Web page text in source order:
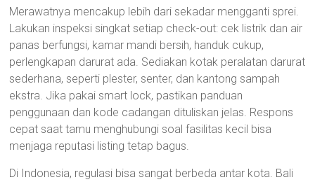
Merawatnya mencakup lebih dari sekadar mengganti sprei.
Lakukan inspeksi singkat setiap check-out: cek listrik dan air
panas berfungsi, kamar mandi bersih, handuk cukup,
perlengkapan darurat ada. Sediakan kotak peralatan darurat
sederhana, seperti plester, senter, dan kantong sampah
ekstra. Jika pakai smart lock, pastikan panduan
penggunaan dan kode cadangan dituliskan jelas. Respons
cepat saat tamu menghubungi soal fasilitas kecil bisa
menjaga reputasi listing tetap bagus.
Di Indonesia, regulasi bisa sangat berbeda antar kota. Bali